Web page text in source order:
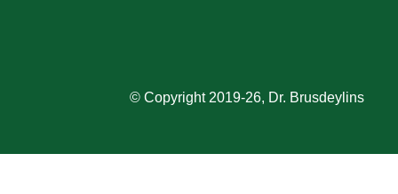
© Copyright 2019-26, Dr. Brusdeylins